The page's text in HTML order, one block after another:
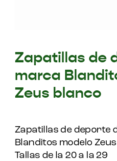
Zapatillas de
marca
Zeus blanco
Zapatillas de deporte
Blanditos modelo
Tallas de la 20 a la 29